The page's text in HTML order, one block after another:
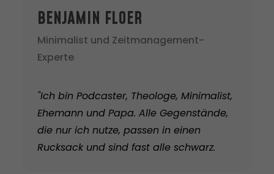
BENJAMIN FLOER
Minimalist und Zeitmanagement-
Experte
"Ich bin Podcaster, Theologe, Minimalist,
Ehemann und Papa. Alle Gegenstände,
die nur ich nutze, passen in einen
Rucksack und sind fast alle schwarz.